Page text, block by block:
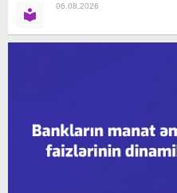
06.08.2026